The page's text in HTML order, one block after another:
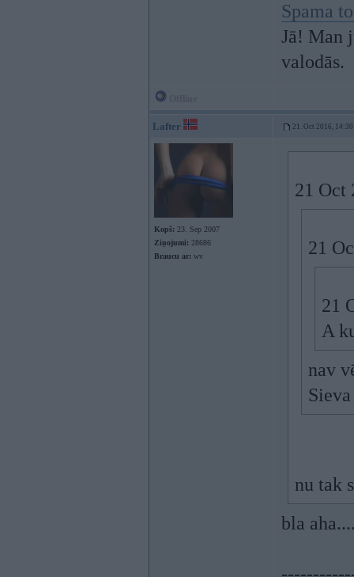
Spama
Jā! Man
valodās.
Lafter 21. Oct 2016, 14:30
Kopš: 23. Sep 2007
Ziņojumi: 28686
Braucu ar: wv
21 Oct
21
21
A
nav
nu tak
bla